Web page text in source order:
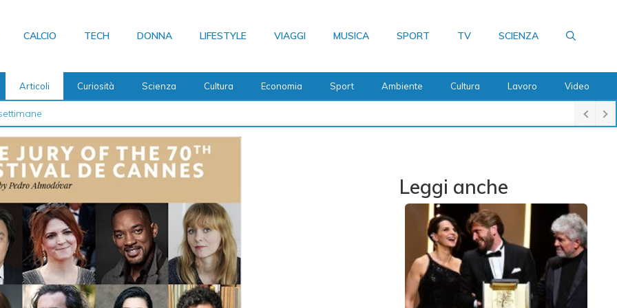
CALCIO TECH DONNA LIFESTYLE VIAGGI MUSICA SPORT TV SCIENZA
Articoli Curiosità Scienza Cultura Economia Sport Ambiente Cultura Lavoro Video
Leggi anche